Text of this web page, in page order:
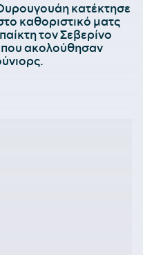
κατέκτησε
καθοριστικό ματς
τον Σεβερίνο
που ακολούθησαν